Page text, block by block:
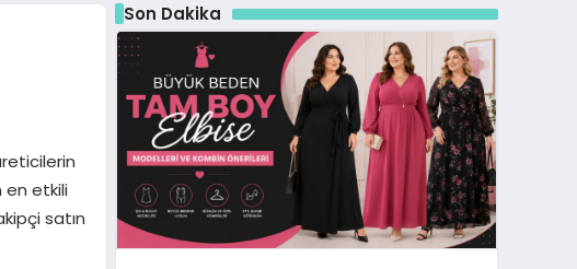
en etkili
satın
Son Dakika